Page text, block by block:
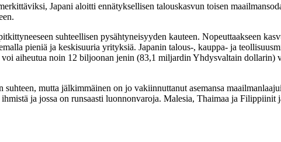
Japani aloitti ennätyksellisen talouskasvun toisen
suhteellisen pysähtyneisyyden kauteen. Nopeuttaakseen
pieniä ja keskisuuria yrityksiä. Japanin talous-, kauppa- ja
aiheutua noin 12 biljoonan jenin (83,1 miljardin Yhdysvaltain dollarin)
mutta jälkimmäinen on jo vakiinnuttanut asemansa
ja jossa on runsaasti luonnonvaroja. Malesia, Thaimaa ja